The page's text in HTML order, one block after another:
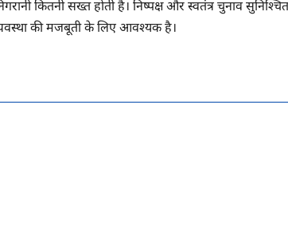
कितनी सख्त होती है। निष्पक्ष और स्वतंत्र चुनाव सुनिश्चित
की मजबूती के लिए आवश्यक है।